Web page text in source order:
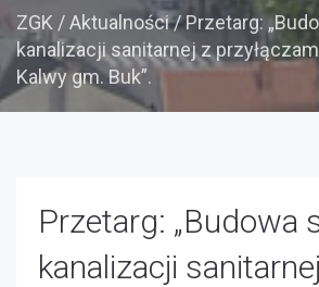
ZGK /Aktualności/Przetarg:
kanalizacji sanitarnej z
Kalwy gm. Buk”.
Przetarg: „Budowa
kanalizacji